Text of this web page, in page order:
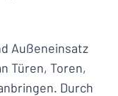
Außeneinsatz
Türen, Toren,
Durch